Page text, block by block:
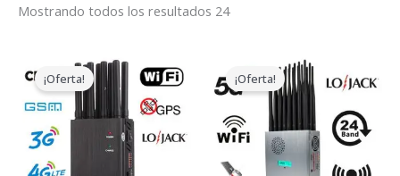
Mostrando todos los resultados 24
¡Oferta!
precio
original
era:
$599.00.
precio
actual
es:
$219.99.
¡Oferta!
precio
original
era:
$1,599.00.
precio
actual
$829.88.